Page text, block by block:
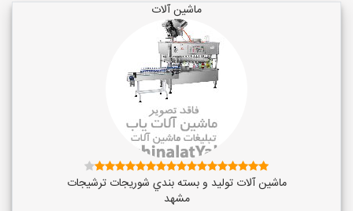
ماشین آلات
ماشین آلات توليد و بسته بندي شوريجات ترشيجات
مشهد